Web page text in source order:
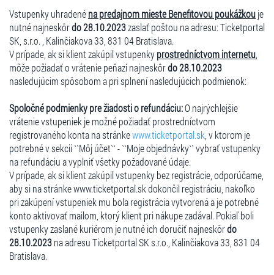
Vstupenky uhradenéna predajnom mieste Benefitovou poukážkouje
nutné najneskôrdo 28.10.2023zaslať poštou na adresu: Ticketportal
SK, s.r.o. , Kalinčiakova 33, 831 04 Bratislava.
V prípade, ak si klient zakúpil vstupenkyprostredníctvom internetu
môže požiadať o vrátenie peňazí najneskôrdo 28.10.2023
nasledujúcim spôsobom a pri splnení nasledujúcich podmienok:
Spoločné podmienky pre žiadosti o refundáciu:O najrýchlejšie
vrátenie vstupeniek je možné požiadať prostredníctvom
registrovaného konta na stránkewww.ticketportal.sk , v ktorom je
potrebné v sekcii ``Môj účet`` - ``Moje objednávky`` vybrať vstupenky
na refundáciu a vyplniť všetky požadované údaje.
V prípade, ak si klient zakúpil vstupenky bez registrácie, odporúčame,
aby si na stránke www.ticketportal.sk dokončil registráciu, nakoľko
pri zakúpení vstupeniek mu bola registrácia vytvorená a je potrebné
konto aktivovať mailom, ktorý klient pri nákupe zadával. Pokiaľ boli
vstupenky zaslané kuriérom je nutné ich doručiť najneskôrdo
28.10.2023na adresu Ticketportal SK s.r.o., Kalinčiakova 33, 831 04
Bratislava.